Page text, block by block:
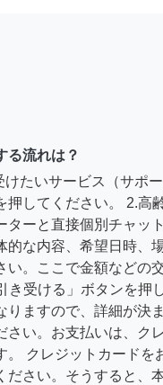
る流れは？
たいサービス（サポ
押してください。 2.高
ーと直接個別チャッ
的な内容、希望日時、
い。ここで金額などの
受ける」ボタンを押
りますので、詳細が決
さい。お支払いは、ク
。 クレジットカードを
ださい。そうすると、